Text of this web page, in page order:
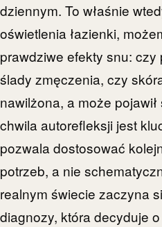
dziennym. To właśnie
oświetlenia łazienki,
prawdziwe efekty snu: czy
ślady zmęczenia, czy
nawilżona, a może
chwila autorefleksji jest
pozwala dostosować
potrzeb, a nie
realnym świecie zaczyna
diagnozy, która decyduje